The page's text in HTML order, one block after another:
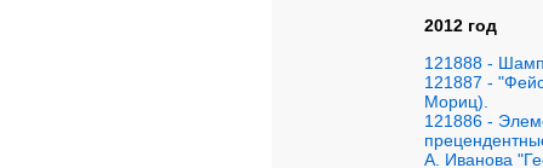
2012 год
121888 -
121887 -
Мориц).
121886 -
А. Иванова